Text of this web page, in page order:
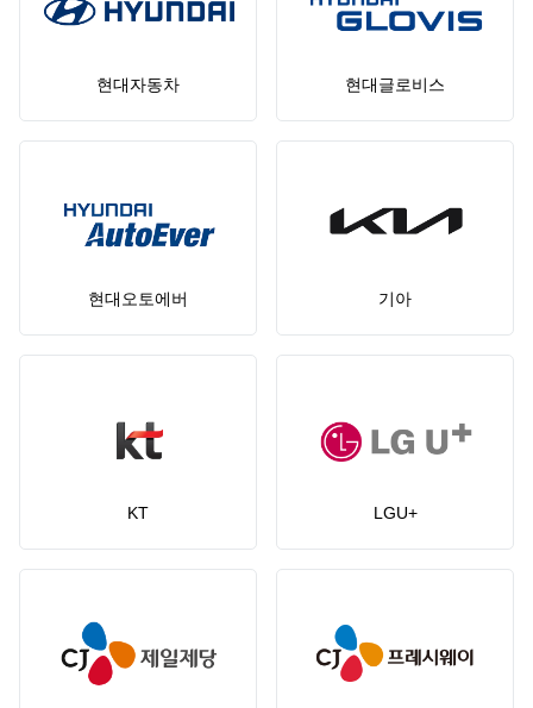
현대자동차 현대글로비스
현대오토에버 기아
KT LGU+